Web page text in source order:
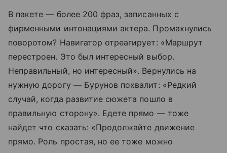
В пакете — более 200 фраз, записанных с
фирменными интонациями актера. Промахнулись
поворотом? Навигатор отреагирует: «Маршрут
перестроен. Это был интересный выбор.
Неправильный, но интересный». Вернулись на
нужную дорогу — Бурунов похвалит: «Редкий
случай, когда развитие сюжета пошло в
правильную сторону». Едете прямо — тоже
найдет что сказать: «Продолжайте движение
прямо. Роль простая, но ее тоже можно